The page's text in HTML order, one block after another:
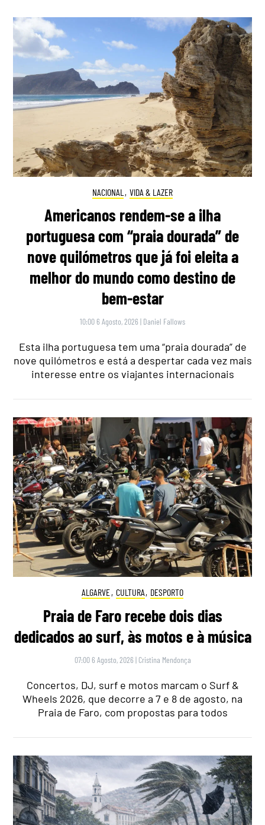
NACIONAL , VIDA & LAZER
Americanos rendem-se a ilha
portuguesa com “praia dourada” de
nove quilómetros que já foi eleita a
melhor do mundo como destino de
bem-estar
10:00 6 Agosto, 2026 | Daniel Fallows
Esta ilha portuguesa tem uma “praia dourada” de
nove quilómetros e está a despertar cada vez mais
interesse entre os viajantes internacionais
ALGARVE, CULTURA, DESPORTO
Praia de Faro recebe dois dias
dedicados ao surf, às motos e à música
07:00 6 Agosto, 2026 | Cristina Mendonça
Concertos, DJ, surf e motos marcam o Surf &
Wheels 2026, que decorre a 7 e 8 de agosto, na
Praia de Faro, com propostas para todos